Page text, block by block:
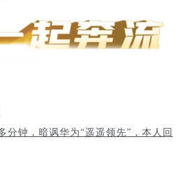
分钟，暗讽华为“遥遥领先”，本人回